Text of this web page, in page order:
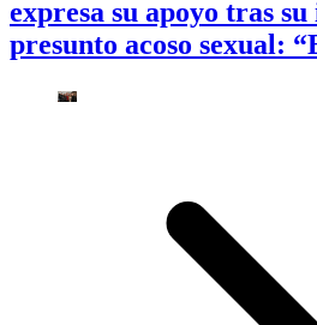
expresa su apoyo tras
presunto acoso sexual: